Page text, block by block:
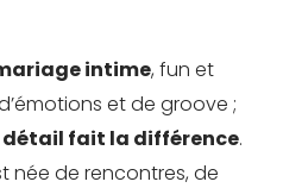
intime, fun et
et de groove ;
détail fait la différence.
née de rencontres, de